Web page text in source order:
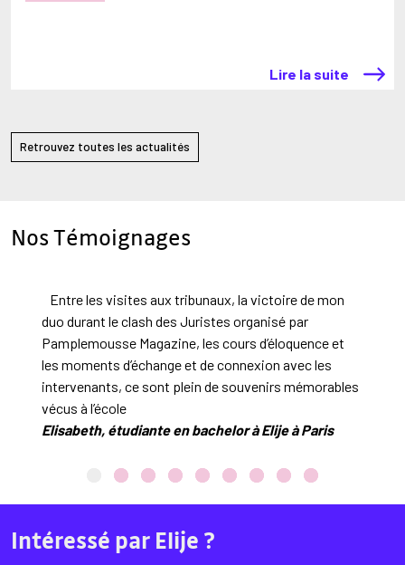
Lire la suite
Retrouvez toutes les actualités
Nos Témoignages
Entre les visites aux tribunaux, la victoire de mon
duo durant le clash des Juristes organisé par
Pamplemousse Magazine, les cours d’éloquence et
les moments d’échange et de connexion avec les
intervenants, ce sont plein de souvenirs mémorables
vécus à l’école
Elisabeth, étudiante en bachelor à Elije à Paris
Intéressé par Elije ?